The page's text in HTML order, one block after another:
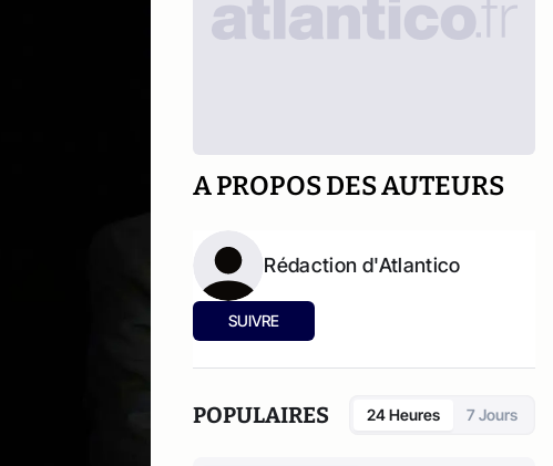
A PROPOS DES AUTEURS
Rédaction d'Atlantico
SUIVRE
POPULAIRES 24 Heures 7 Jours